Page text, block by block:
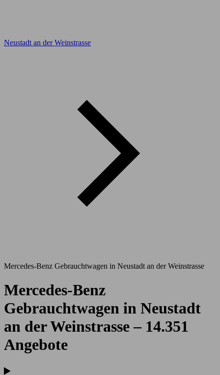
Neustadt an der Weinstrasse
Mercedes-Benz Gebrauchtwagen in Neustadt an der Weinstrasse
Mercedes-Benz
Gebrauchtwagen in Neustadt
an der Weinstrasse – 14.351
Angebote